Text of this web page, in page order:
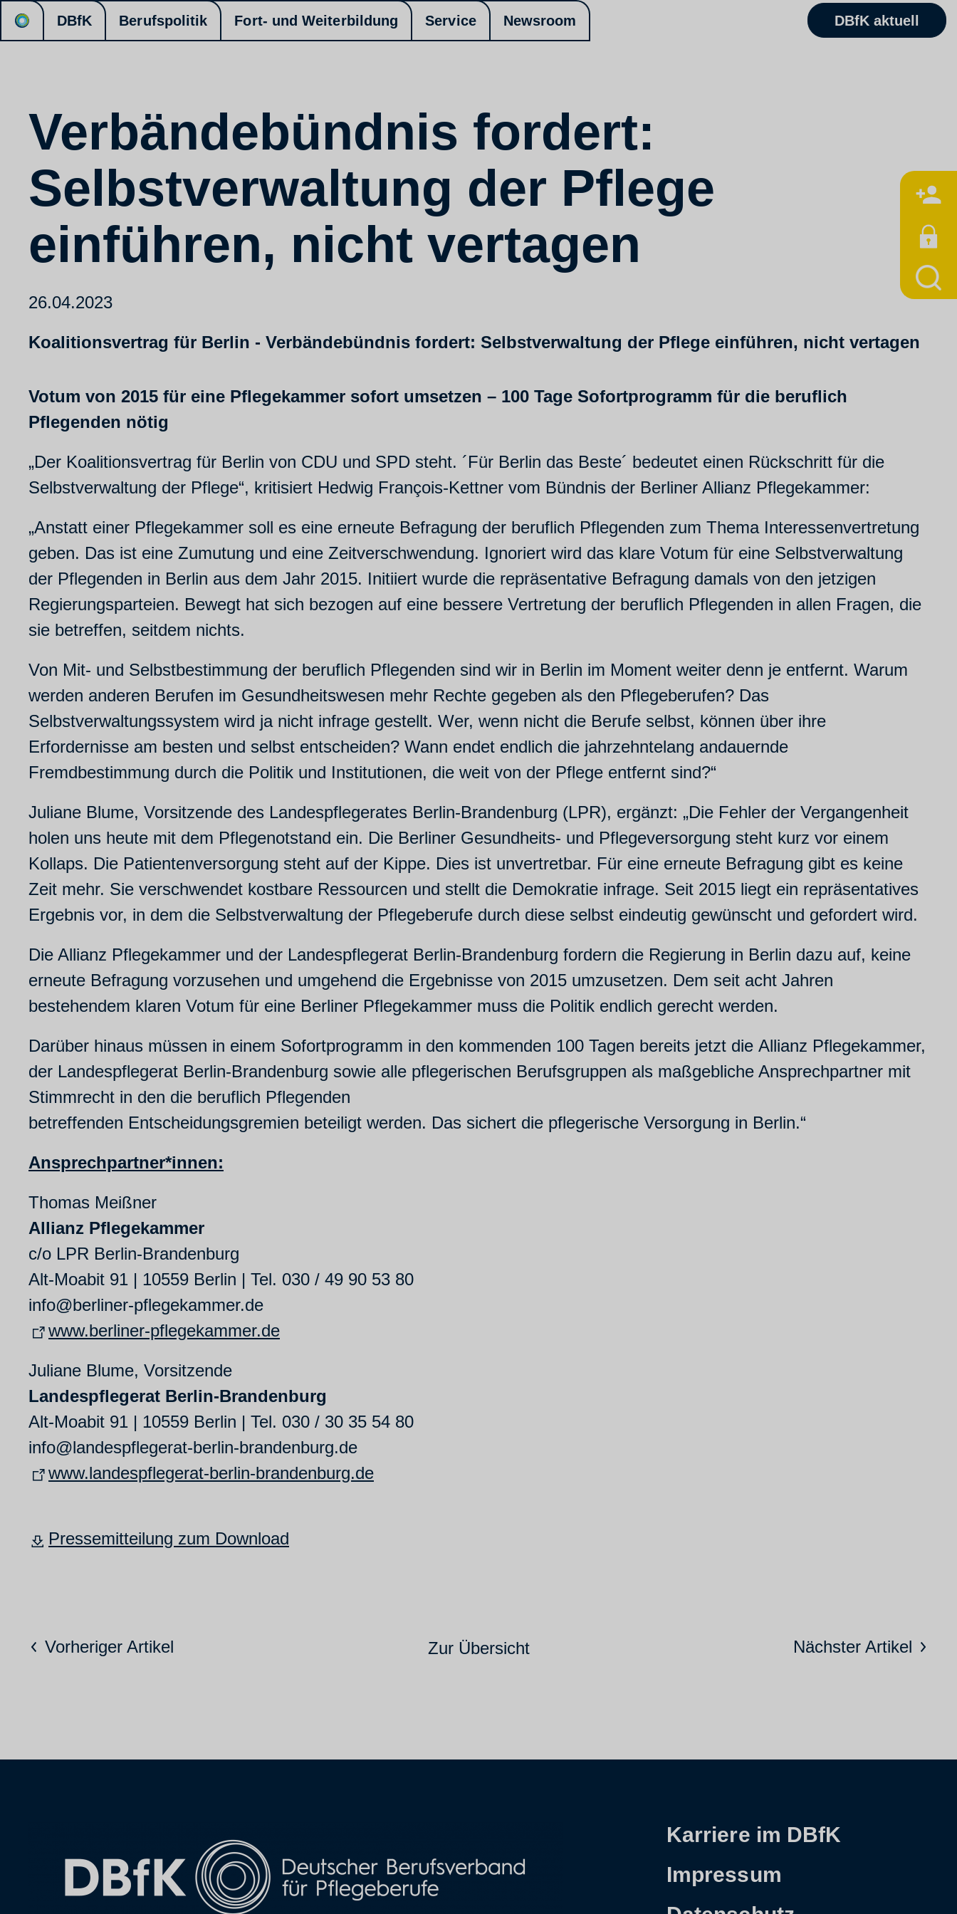
DBfK Berufspolitik Fort- und Weiterbildung Service Newsroom DBfK aktuell
Verbändebündnis fordert:
Selbstverwaltung der Pflege
einführen, nicht vertagen
26.04.2023
Koalitionsvertrag für Berlin - Verbändebündnis fordert: Selbstverwaltung der Pflege einführen, nicht vertagen
Votum von 2015 für eine Pflegekammer sofort umsetzen – 100 Tage Sofortprogramm für die beruflich
Pflegenden nötig
„Der Koalitionsvertrag für Berlin von CDU und SPD steht. ´Für Berlin das Beste´ bedeutet einen Rückschritt für die
Selbstverwaltung der Pflege“, kritisiert Hedwig François-Kettner vom Bündnis der Berliner Allianz Pflegekammer:
„Anstatt einer Pflegekammer soll es eine erneute Befragung der beruflich Pflegenden zum Thema Interessenvertretung
geben. Das ist eine Zumutung und eine Zeitverschwendung. Ignoriert wird das klare Votum für eine Selbstverwaltung
der Pflegenden in Berlin aus dem Jahr 2015. Initiiert wurde die repräsentative Befragung damals von den jetzigen
Regierungsparteien. Bewegt hat sich bezogen auf eine bessere Vertretung der beruflich Pflegenden in allen Fragen, die
sie betreffen, seitdem nichts.
Von Mit- und Selbstbestimmung der beruflich Pflegenden sind wir in Berlin im Moment weiter denn je entfernt. Warum
werden anderen Berufen im Gesundheitswesen mehr Rechte gegeben als den Pflegeberufen? Das
Selbstverwaltungssystem wird ja nicht infrage gestellt. Wer, wenn nicht die Berufe selbst, können über ihre
Erfordernisse am besten und selbst entscheiden? Wann endet endlich die jahrzehntelang andauernde
Fremdbestimmung durch die Politik und Institutionen, die weit von der Pflege entfernt sind?“
Juliane Blume, Vorsitzende des Landespflegerates Berlin-Brandenburg (LPR), ergänzt: „Die Fehler der Vergangenheit
holen uns heute mit dem Pflegenotstand ein. Die Berliner Gesundheits- und Pflegeversorgung steht kurz vor einem
Kollaps. Die Patientenversorgung steht auf der Kippe. Dies ist unvertretbar. Für eine erneute Befragung gibt es keine
Zeit mehr. Sie verschwendet kostbare Ressourcen und stellt die Demokratie infrage. Seit 2015 liegt ein repräsentatives
Ergebnis vor, in dem die Selbstverwaltung der Pflegeberufe durch diese selbst eindeutig gewünscht und gefordert wird.
Die Allianz Pflegekammer und der Landespflegerat Berlin-Brandenburg fordern die Regierung in Berlin dazu auf, keine
erneute Befragung vorzusehen und umgehend die Ergebnisse von 2015 umzusetzen. Dem seit acht Jahren
bestehendem klaren Votum für eine Berliner Pflegekammer muss die Politik endlich gerecht werden.
Darüber hinaus müssen in einem Sofortprogramm in den kommenden 100 Tagen bereits jetzt die Allianz Pflegekammer,
der Landespflegerat Berlin-Brandenburg sowie alle pflegerischen Berufsgruppen als maßgebliche Ansprechpartner mit
Stimmrecht in den die beruflich Pflegenden
betreffenden Entscheidungsgremien beteiligt werden. Das sichert die pflegerische Versorgung in Berlin.“
Ansprechpartner*innen:
Thomas Meißner
Allianz Pflegekammer
c/o LPR Berlin-Brandenburg
Alt-Moabit 91 | 10559 Berlin | Tel. 030 / 49 90 53 80
info@berliner-pflegekammer.de
www.berliner-pflegekammer.de
Juliane Blume, Vorsitzende
Landespflegerat Berlin-Brandenburg
Alt-Moabit 91 | 10559 Berlin | Tel. 030 / 30 35 54 80
info@landespflegerat-berlin-brandenburg.de
www.landespflegerat-berlin-brandenburg.de
Pressemitteilung zum Download
Vorheriger Artikel Zur Übersicht Nächster Artikel
Karriere im DBfK
Impressum